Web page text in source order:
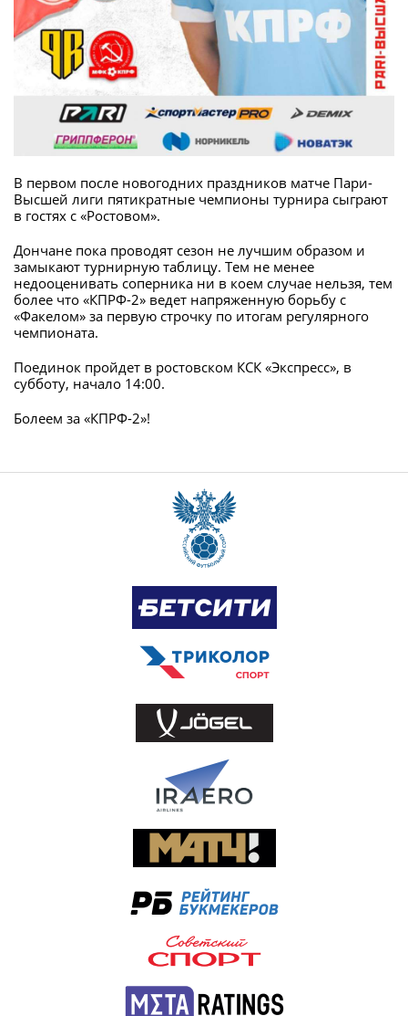
В первом после новогодних праздников матче Пари-
Высшей лиги пятикратные чемпионы турнира сыграют
в гостях с «Ростовом».
Дончане пока проводят сезон не лучшим образом и
замыкают турнирную таблицу. Тем не менее
недооценивать соперника ни в коем случае нельзя, тем
более что «КПРФ-2» ведет напряженную борьбу с
«Факелом» за первую строчку по итогам регулярного
чемпионата.
Поединок пройдет в ростовском КСК «Экспресс», в
субботу, начало 14:00.
Болеем за «КПРФ-2»!